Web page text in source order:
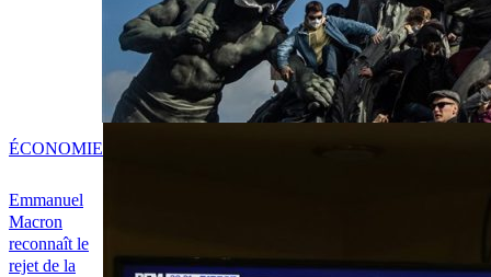
Emmanuel
Macron
reconnaît le
rejet de la
ÉCONOMIE